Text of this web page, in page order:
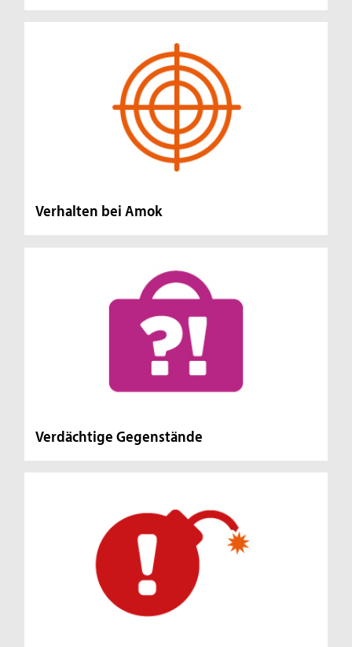
Verhalten bei Amok
Verdächtige Gegenstände